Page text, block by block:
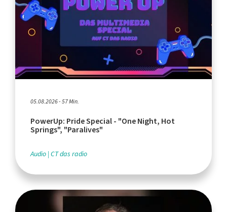
05.08.2026 - 57 Min.
PowerUp: Pride Special - "One Night, Hot
Springs", "Paralives"
Audio CT das radio